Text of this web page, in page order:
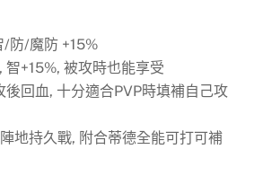
/防/魔防 +15%
智+15%, 被攻時也能享受
後回血, 十分適合PVP時填補自己攻
地持久戰, 附合蒂德全能可打可補